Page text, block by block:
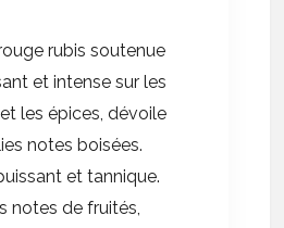
rubis soutenue
et intense sur les
les épices, dévoile
notes boisées.
et tannique.
notes de fruités,